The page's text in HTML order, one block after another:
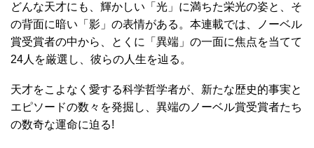
どんな天才にも、輝かしい「光」に満ちた栄光の姿と、そ
の背面に暗い「影」の表情がある。本連載では、ノーベル
賞受賞者の中から、とくに「異端」の一面に焦点を当てて
24人を厳選し、彼らの人生を辿る。
天才をこよなく愛する科学哲学者が、新たな歴史的事実と
エピソードの数々を発掘し、異端のノーベル賞受賞者たち
の数奇な運命に迫る!